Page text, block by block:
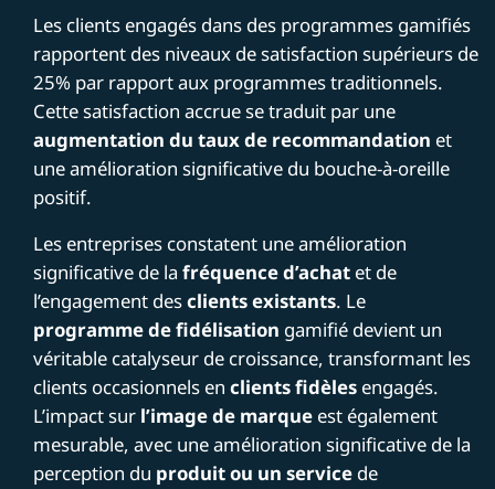
Les clients engagés dans des programmes gamifiés
rapportent des niveaux de satisfaction supérieurs de
25% par rapport aux programmes traditionnels.
Cette satisfaction accrue se traduit par une
augmentation du taux de recommandation et
une amélioration significative du bouche-à-oreille
positif.
Les entreprises constatent une amélioration
significative de lafréquence d’achat et de
l’engagement desclients existants. Le
programme de fidélisation gamifié devient un
véritable catalyseur de croissance, transformant les
clients occasionnels enclients fidèles engagés.
L’impact sur l’image de marque est également
mesurable, avec une amélioration significative de la
perception du produit ou un service de